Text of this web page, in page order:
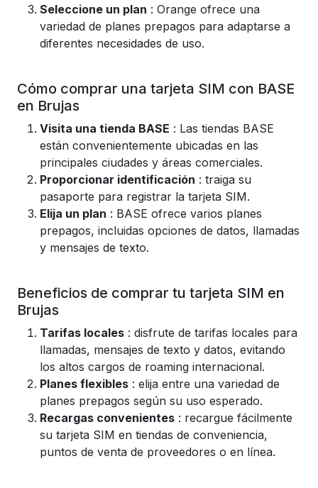
Seleccione un plan : Orange ofrece una
variedad de planes prepagos para adaptarse a
diferentes necesidades de uso.
Cómo comprar una tarjeta SIM con BASE
en Brujas
Visita una tienda BASE : Las tiendas BASE
están convenientemente ubicadas en las
principales ciudades y áreas comerciales.
Proporcionar identificación : traiga su
pasaporte para registrar la tarjeta SIM.
Elija un plan : BASE ofrece varios planes
prepagos, incluidas opciones de datos, llamadas
y mensajes de texto.
Beneficios de comprar tu tarjeta SIM en
Brujas
Tarifas locales : disfrute de tarifas locales para
llamadas, mensajes de texto y datos, evitando
los altos cargos de roaming internacional.
Planes flexibles : elija entre una variedad de
planes prepagos según su uso esperado.
Recargas convenientes : recargue fácilmente
su tarjeta SIM en tiendas de conveniencia,
puntos de venta de proveedores o en línea.